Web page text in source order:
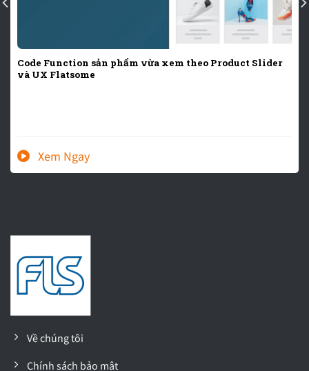
Code Function sản phẩm vừa xem theo Product Slider
và UX Flatsome
Về chúng tôi
Chính sách bảo mật